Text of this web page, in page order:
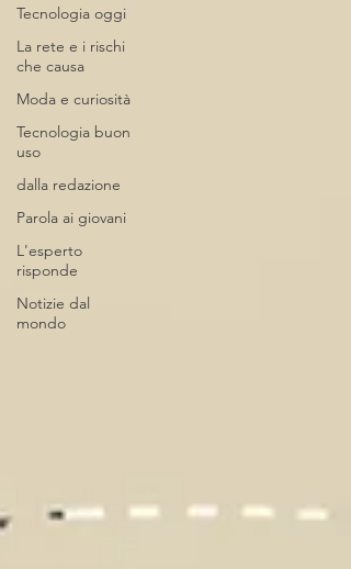
Tecnologia oggi
La rete e i rischi
che causa
Moda e curiosità
Tecnologia buon
uso
dalla redazione
Parola ai giovani
L'esperto
risponde
Notizie dal
mondo